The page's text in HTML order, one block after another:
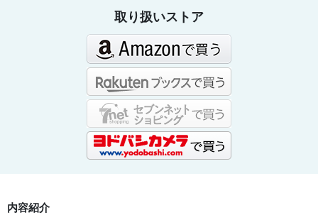
取り扱いストア
内容紹介